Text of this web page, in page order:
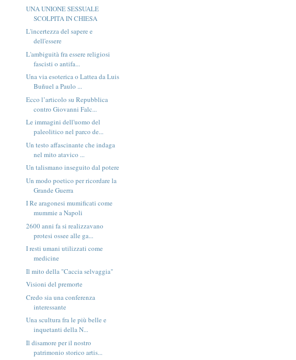
UNA UNIONE SESSUALE
SCOLPITA IN CHIESA
L'incertezza del sapere e
dell'essere
L'ambiguità fra essere religiosi
fascisti o antifa...
Una via esoterica o Lattea da Luis
Buñuel a Paulo ...
Ecco l’articolo su Repubblica
contro Giovanni Falc...
Le immagini dell'uomo del
paleolitico nel parco de...
Un testo affascinante che indaga
nel mito atavico ...
Un talismano inseguito dal potere
Un modo poetico per ricordare la
Grande Guerra
I Re aragonesi mumificati come
mummie a Napoli
2600 anni fa si realizzavano
protesi ossee alle ga...
I resti umani utilizzati come
medicine
Il mito della "Caccia selvaggia"
Visioni del premorte
Credo sia una conferenza
interessante
Una scultura fra le più belle e
inquetanti della N...
Il disamore per il nostro
patrimonio storico artis...